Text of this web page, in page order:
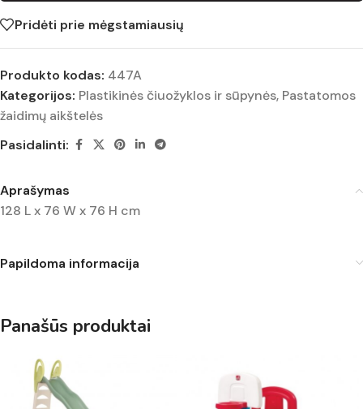
Pridėti prie mėgstamiausių
Produkto kodas: 447A
Kategorijos: Plastikinės čiuožyklos ir sūpynės, Pastatomos
žaidimų aikštelės
Pasidalinti:
Aprašymas
128 L x 76 W x 76 H cm
Papildoma informacija
Panašūs produktai